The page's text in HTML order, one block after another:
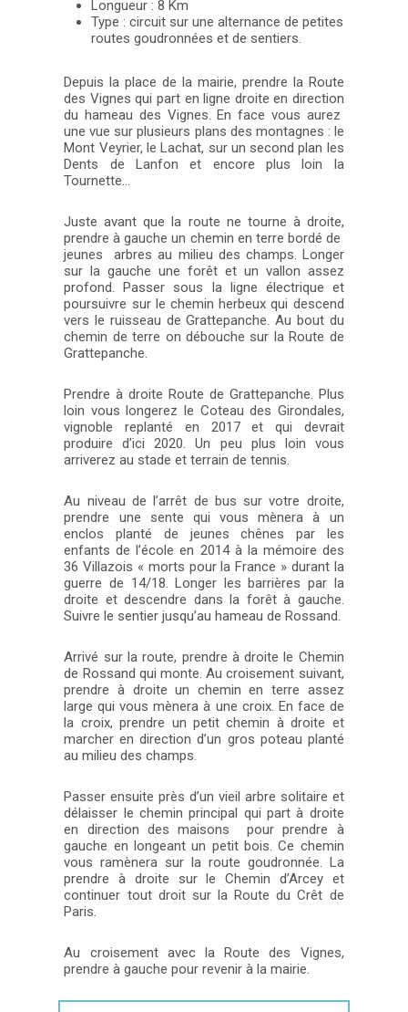
Longueur : 8 Km
Type : circuit sur une alternance de petites
routes goudronnées et de sentiers.
Depuis la place de la mairie, prendre la Route
des Vignes qui part en ligne droite en direction
du hameau des Vignes. En face vous aurez
une vue sur plusieurs plans des montagnes : le
Mont Veyrier, le Lachat, sur un second plan les
Dents de Lanfon et encore plus loin la
Tournette…
Juste avant que la route ne tourne à droite,
prendre à gauche un chemin en terre bordé de
jeunes arbres au milieu des champs. Longer
sur la gauche une forêt et un vallon assez
profond. Passer sous la ligne électrique et
poursuivre sur le chemin herbeux qui descend
vers le ruisseau de Grattepanche. Au bout du
chemin de terre on débouche sur la Route de
Grattepanche.
Prendre à droite Route de Grattepanche. Plus
loin vous longerez le Coteau des Girondales,
vignoble replanté en 2017 et qui devrait
produire d’ici 2020. Un peu plus loin vous
arriverez au stade et terrain de tennis.
Au niveau de l’arrêt de bus sur votre droite,
prendre une sente qui vous mènera à un
enclos planté de jeunes chênes par les
enfants de l’école en 2014 à la mémoire des
36 Villazois « morts pour la France » durant la
guerre de 14/18. Longer les barrières par la
droite et descendre dans la forêt à gauche.
Suivre le sentier jusqu’au hameau de Rossand.
Arrivé sur la route, prendre à droite le Chemin
de Rossand qui monte. Au croisement suivant,
prendre à droite un chemin en terre assez
large qui vous mènera à une croix. En face de
la croix, prendre un petit chemin à droite et
marcher en direction d’un gros poteau planté
au milieu des champs.
Passer ensuite près d’un vieil arbre solitaire et
délaisser le chemin principal qui part à droite
en direction des maisons pour prendre à
gauche en longeant un petit bois. Ce chemin
vous ramènera sur la route goudronnée. La
prendre à droite sur le Chemin d’Arcey et
continuer tout droit sur la Route du Crêt de
Paris.
Au croisement avec la Route des Vignes,
prendre à gauche pour revenir à la mairie.